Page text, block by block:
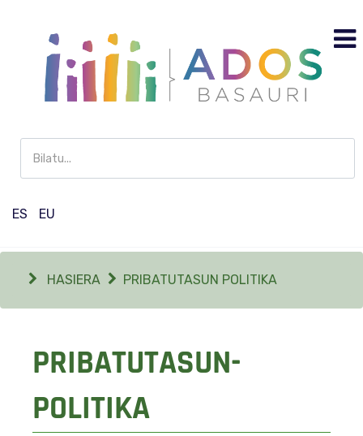
ES
EU
HASIERA PRIBATUTASUN POLITIKA
PRIBATUTASUN-
POLITIKA